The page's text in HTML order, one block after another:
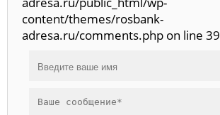
content/themes/rosbank-
adresa.ru/comments.php on line 39